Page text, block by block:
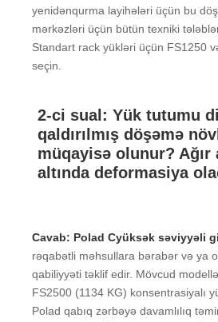
yenidənqurma layihələri üçün bu
mərkəzləri üçün bütün texniki
Standart rack yükləri üçün FS1250
seçin.
2-ci sual: Yük tutumu
qaldırılmış döşəmə
müqayisə olunur? Ağır
altında deformasiya
Cavab: PoladCyüksək səviyyəli
rəqabətli məhsullara bərabər və ya
qabiliyyəti təklif edir. Mövcud
FS2500 (1134 KG) konsentrasiyalı
Polad qabıq zərbəyə davamlılıq